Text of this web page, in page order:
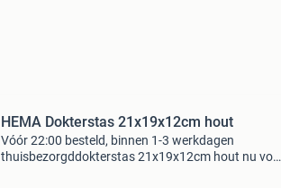
HEMA Dokterstas 21x19x12cm hout
Vóór 22:00 besteld, binnen 1-3 werkdagen
thuisbezorgddokterstas 21x19x12cm hout nu voor